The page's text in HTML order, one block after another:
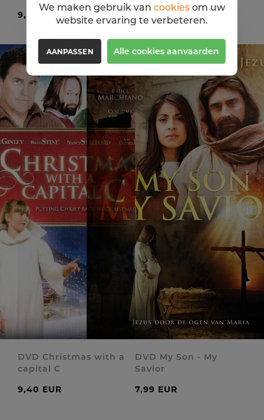
9,99 EUR
14,99 EUR
DVD Christmas with a
capital C
9,40 EUR
DVD My Son - My
Savior
7,99 EUR
We maken gebruik van cookiesom uw
website ervaring te verbeteren.
AANPASSEN Alle cookies aanvaarden